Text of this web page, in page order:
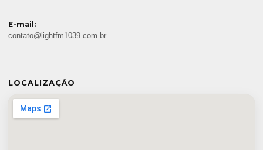
E-mail:
contato@lightfm1039.com.br
LOCALIZAÇÃO